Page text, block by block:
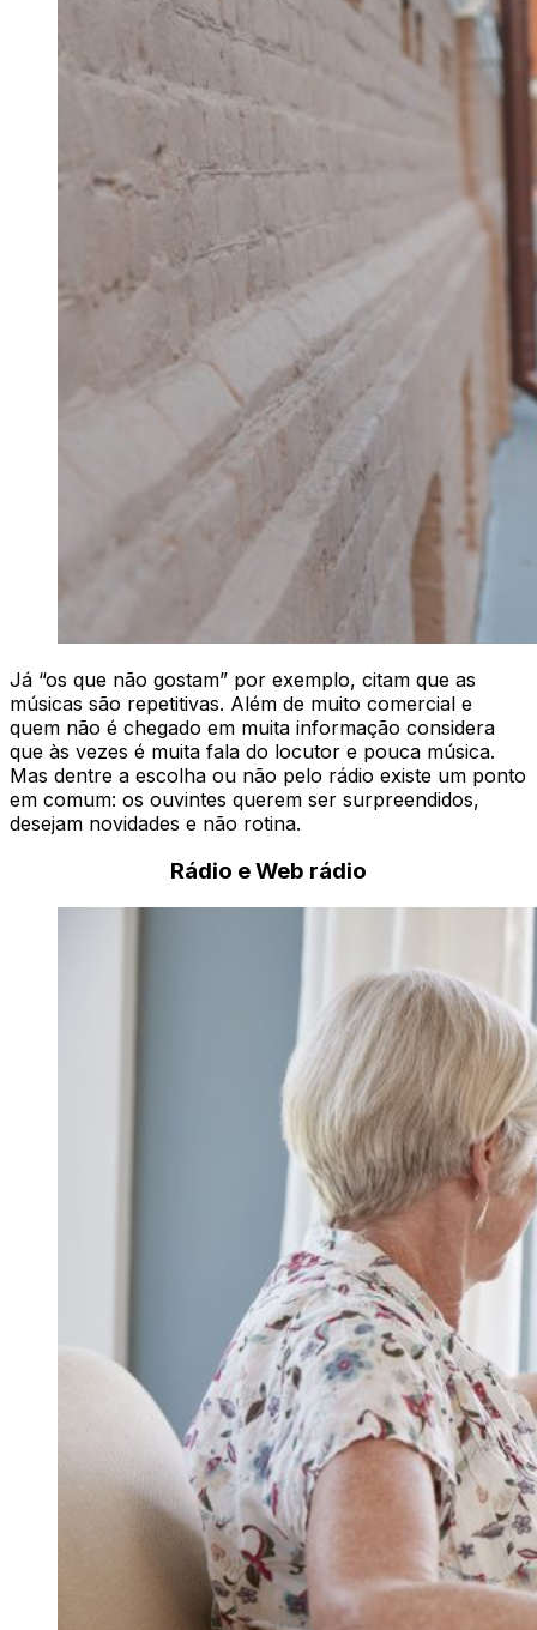
Já “os que não gostam” por exemplo, citam que as
músicas são repetitivas. Além de muito comercial e
quem não é chegado em muita informação considera
que às vezes é muita fala do locutor e pouca música.
Mas dentre a escolha ou não pelo rádio existe um ponto
em comum: os ouvintes querem ser surpreendidos,
desejam novidades e não rotina.
Rádio e Web rádio